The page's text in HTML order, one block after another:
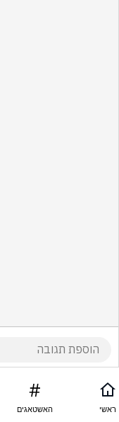
ראשי האשטאגים